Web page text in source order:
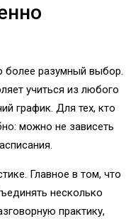
более разумный выбор.
учиться из любого
график. Для тех, кто
можно не зависеть
Главное в том, что
несколько
практику,